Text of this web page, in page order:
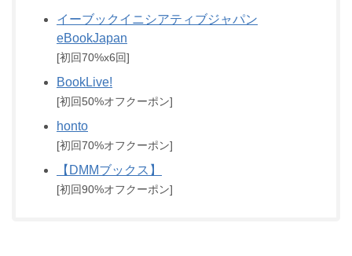
イーブックイニシアティブジャパン
eBookJapan
[初回70%x6回]
BookLive!
[初回50%オフクーポン]
honto
[初回70%オフクーポン]
【DMMブックス】
[初回90%オフクーポン]